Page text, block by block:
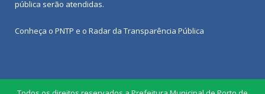
pública serão atendidas.
Conheça o PNTP e o Radar da Transparência Pública